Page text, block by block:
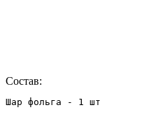
Состав:
Шар фольга - 1 шт